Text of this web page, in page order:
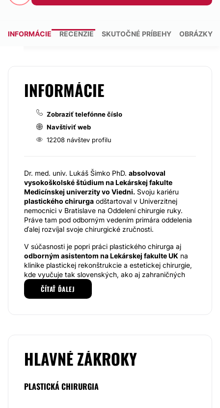
INFORMÁCIE RECENZIE SKUTOČNÉ PRÍBEHY OBRÁZKY
INFORMÁCIE
Zobraziť telefónne číslo
Navštíviť web
12208 návštev profilu
Dr. med. univ. Lukáš Šimko PhD. absolvoval
vysokoškolské štúdium na Lekárskej fakulte
Medicínskej univerzity vo Viedni. Svoju kariéru
plastického chirurga odštartoval v Univerzitnej
nemocnici v Bratislave na Oddelení chirurgie ruky.
Práve tam pod odborným vedením primára oddelenia
ďalej rozvíjal svoje chirurgické zručnosti.
V súčasnosti je popri práci plastického chirurga aj
odborným asistentom na Lekárskej fakulte UK na
klinike plastickej rekonštrukcie a estetickej chirurgie,
kde vyučuje tak slovenských, ako aj zahraničných
študentov.
MUDr. Lukáš Šimko PhD. sa môže pochváliť
zákrokom žien patrízmenšovanie alebo naopak
zväčšovanie prsníkov,na ktoré sa MUDr. Lukáš
prirodzený výzor spĺňajúci jednotlivé proporcie krásy.
ČÍTAŤ ĎALEJ
HLAVNÉ ZÁKROKY
PLASTICKÁ CHIRURGIA